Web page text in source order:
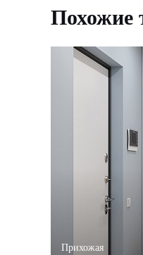
Похожие
Прихожая